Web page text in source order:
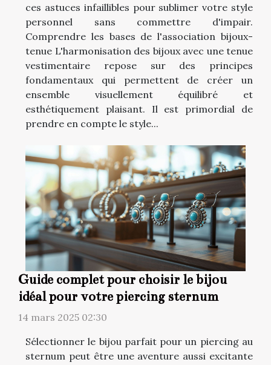
ces astuces infaillibles pour sublimer votre style
personnel sans commettre d'impair.
Comprendre les bases de l'association bijoux-
tenue L'harmonisation des bijoux avec une tenue
vestimentaire repose sur des principes
fondamentaux qui permettent de créer un
ensemble visuellement équilibré et
esthétiquement plaisant. Il est primordial de
prendre en compte le style...
Guide complet pour choisir le bijou
idéal pour votre piercing sternum
14 mars 2025 02:30
Sélectionner le bijou parfait pour un piercing au
sternum peut être une aventure aussi excitante